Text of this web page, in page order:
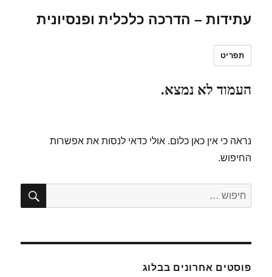
עתידות – הדרכה כלכלית ופנסיונית
תפריט
העמוד לא נמצא.
נראה כי אין כאן כלום. אולי כדאי לנסות את אפשרות
החיפוש.
חפש:
פוסטים אחרונים בבלוג